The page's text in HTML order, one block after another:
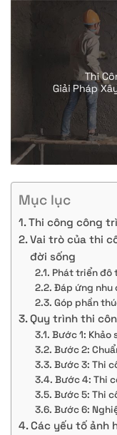
Mục lục
Thi công công
Vai trò của thi
đời sống
Phát triển đô
Đáp ứng nhu
Góp phần
Quy trình thi
Bước 1: Khảo
Bước 2:
Bước 3: Thi
Bước 4: Thi
Bước 5: Thi
Bước 6:
Các yếu tố ảnh